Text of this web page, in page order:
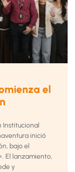
el
Institucional
inició
bajo el
El lanzamiento,
y